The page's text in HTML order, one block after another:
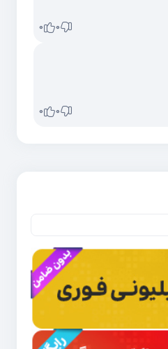
0
0
0
0